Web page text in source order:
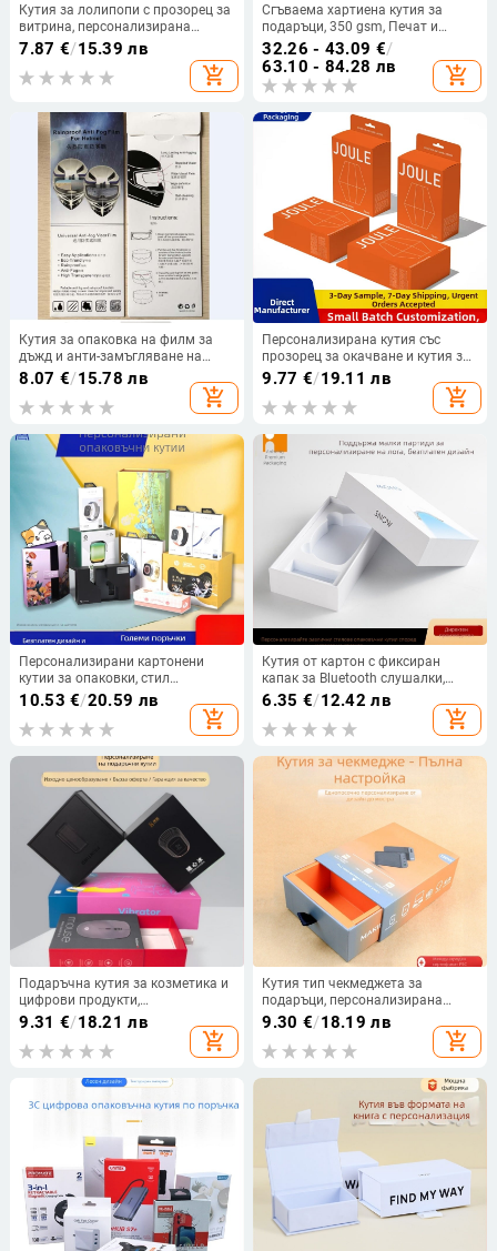
Кутия за лолипопи с прозорец за
витрина, персонализирана
(350gsm хартия; сгъваема тава;
печат на лого; флокиране; UV
печат)
7.87 €/15.39 лв
add_shopping_cart
Сгъваема хартиена кутия за
подаръци, 350 gsm, Печат и
прегъване, Тегло на кутията 60 g,
SD-014
32.26 - 43.09 €/
63.10 - 84.28 лв
add_shopping_cart
Кутия за опаковка на филм за
дъжд и анти-замъгляване на
шлем — фиксиран картон,
вътрешен диаметър 0.95,
толеранс 0.1, материал хартия/
8.07 €/15.78 лв
add_shopping_cart
Персонализирана кутия със
прозорец за окачване и кутия за
стикери за хладилник, бяла карта
с тиснено злато, цветна кутия за
сувенири и културни подаръци
9.77 €/19.11 лв
add_shopping_cart
Персонализирани картонени
кутии за опаковки, стил
чекмедже с двойни вложки, кутии
с прозорец и закачалка, бели
картонени подаръчни кутии с
10.53 €/20.59 лв
add_shopping_cart
Кутия от картон с фиксиран
капак за Bluetooth слушалки,
креативна висококачествена
цветна опаковка,
персонализирана
6.35 €/12.42 лв
add_shopping_cart
Подаръчна кутия за козметика и
цифрови продукти,
персонализирана кутия за
бижута, кутия с отделения за чай
9.31 €/18.21 лв
add_shopping_cart
Кутия тип чекмеджета за
подаръци, персонализирана
опаковка от хартия и картон;
релефен ембосинг, UV печат,
гравюрен печат и сребърно
9.30 €/18.19 лв
add_shopping_cart